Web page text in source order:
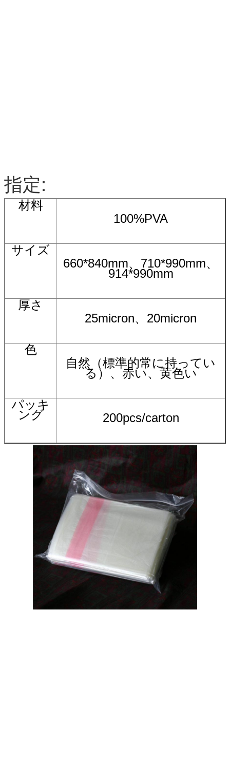
指定:
材料
100%PVA
サイズ
660*840mm、710*990mm、
914*990mm
厚さ
25micron、20micron
色
自然（標準的常に持ってい
る）、赤い、黄色い
パッキ
ング 200pcs/carton